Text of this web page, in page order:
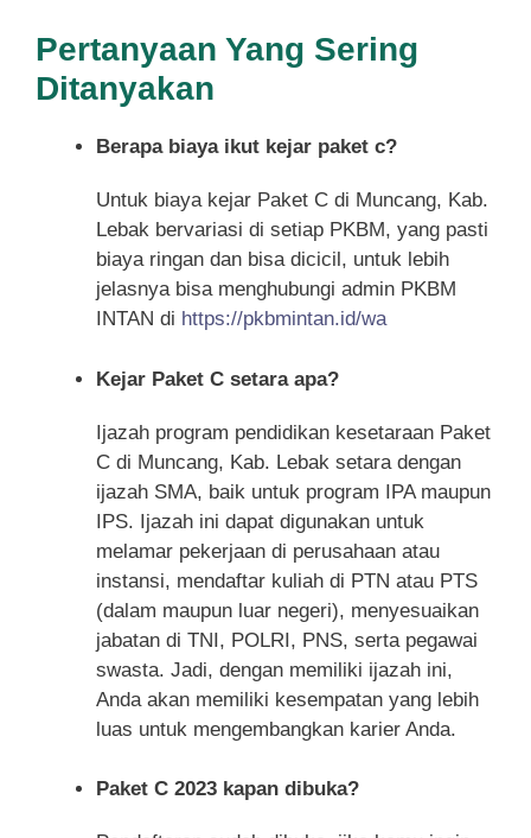
Pertanyaan Yang Sering
Ditanyakan
Berapa biaya ikut kejar paket c?
Untuk biaya kejar Paket C di Muncang, Kab.
Lebak bervariasi di setiap PKBM, yang pasti
biaya ringan dan bisa dicicil, untuk lebih
jelasnya bisa menghubungi admin PKBM
INTAN di https://pkbmintan.id/wa
Kejar Paket C setara apa?
Ijazah program pendidikan kesetaraan Paket
C di Muncang, Kab. Lebak setara dengan
ijazah SMA, baik untuk program IPA maupun
IPS. Ijazah ini dapat digunakan untuk
melamar pekerjaan di perusahaan atau
instansi, mendaftar kuliah di PTN atau PTS
(dalam maupun luar negeri), menyesuaikan
jabatan di TNI, POLRI, PNS, serta pegawai
swasta. Jadi, dengan memiliki ijazah ini,
Anda akan memiliki kesempatan yang lebih
luas untuk mengembangkan karier Anda.
Paket C 2023 kapan dibuka?